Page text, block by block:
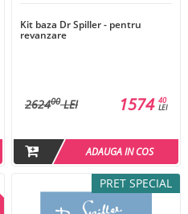
Kit baza Dr Spiller - pentru
revanzare
262400LEI 40
LEI
1574
ADAUGA IN COS
PRET SPECIAL